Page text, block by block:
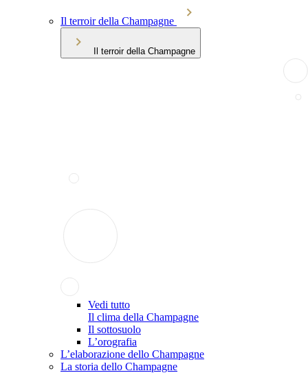
Il terroir della Champagne
Il terroir della Champagne
Vedi tutto
Il clima della Champagne
Il sottosuolo
L’orografia
L’elaborazione dello Champagne
La storia dello Champagne